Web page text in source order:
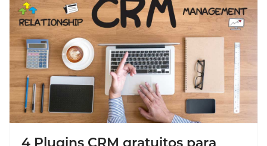
4 Plugins CRM gratuitos para